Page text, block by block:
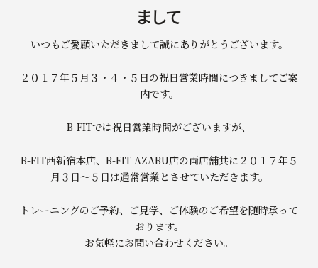
まして
いつもご愛顧いただきまして誠にありがとうございます。
２０１７年５月３・４・５日の祝日営業時間につきましてご案
内です。
B-FITでは祝日営業時間がございますが、
B-FIT西新宿本店、B-FIT AZABU店の両店舗共に２０１７年５
月３日〜５日は通常営業とさせていただきます。
トレーニングのご予約、ご見学、ご体験のご希望を随時承って
おります。
お気軽にお問い合わせください。